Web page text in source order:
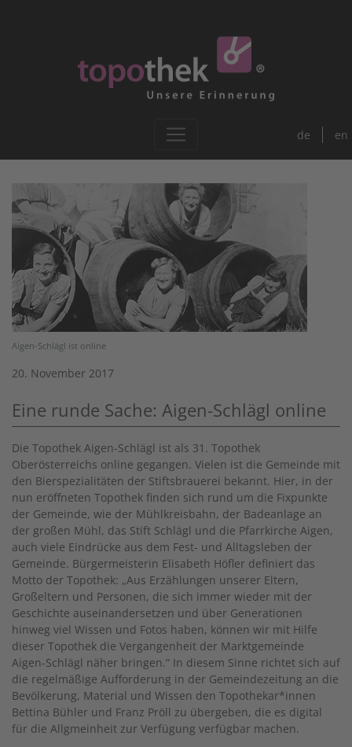
de en
Aigen-Schlägl ist online
20. November 2017
Eine runde Sache: Aigen-Schlägl online
Die Topothek Aigen-Schlägl ist als 31. Topothek
Oberösterreichs online gegangen. Vielen ist die Gemeinde mit
den Bierspezialitäten der Stiftsbrauerei bekannt. Hier, in der
nun eröffneten Topothek finden sich rund um die Fixpunkte
der Gemeinde, wie der Mühlkreisbahn, der Badeanlage an
der großen Mühl, das Stift Schlägl und die Pfarrkirche Aigen,
auch viele Eindrücke aus dem Fest- und Alltagsleben der
Gemeinde. Bürgermeisterin Elisabeth Höfler definiert das
Motto der Topothek: „Aus Erzählungen unserer Eltern,
Großeltern und Personen, die sich immer wieder mit der
Geschichte auseinandersetzen und über Generationen
hinweg viel Wissen und Fotos haben, können wir mit Hilfe
dieser Topothek die Vergangenheit der Marktgemeinde
Aigen-Schlägl näher bringen.“ In diesem Sinne richtet sich auf
die regelmäßige Aufforderung in der Gemeindezeitung an die
Bevölkerung, Material und Wissen den Topothekar*innen
Bettina Bühler und Franz Pröll zu übergeben, die es digital
für die Allgmeinheit zur Verfügung verfügbar machen.